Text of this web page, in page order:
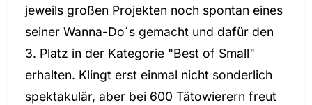
jeweils großen Projekten noch spontan eines
seiner Wanna-Do´s gemacht und dafür den
3. Platz in der Kategorie "Best of Small"
erhalten. Klingt erst einmal nicht sonderlich
spektakulär, aber bei 600 Tätowierern freut